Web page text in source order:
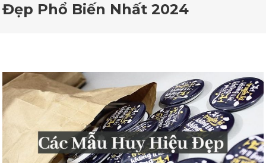
Đẹp Phổ Biến Nhất 2024